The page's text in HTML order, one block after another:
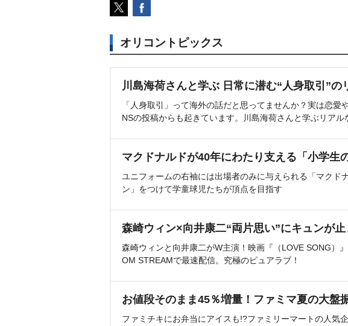
オリコントピックス
川島海荷さんと学ぶ 日常に潜む“人身取引”の
「人身取引」って海外の話だと思ってませんか？実は恋愛
NSの投稿からも起きています。川島海荷さんと学ぶリアル
マクドナルドが40年にわたり支える「小学生
ユニフォームの右袖には出場者のみに与えられる「マクド
ン」をつけて学童球児たちが頂点を目指す
森崎ウィン×向井康二“両片思い”にキュンが止
森崎ウィンと向井康二がW主演！映画『（LOVE SONG）
OM STREAMで最速配信。究極のピュアラブ！
お値段そのまま45％増量！ファミマ夏の大盤
ファミチキにお弁当にアイスも!?ファミリーマートの人気